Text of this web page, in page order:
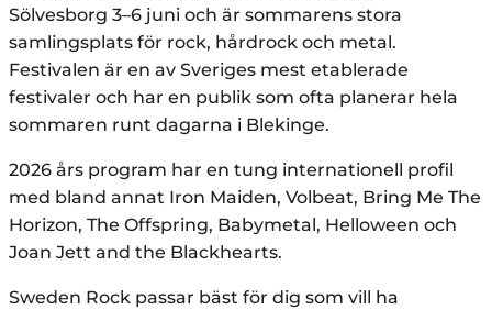
Sölvesborg 3–6 juni och är sommarens stora
samlingsplats för rock, hårdrock och metal.
Festivalen är en av Sveriges mest etablerade
festivaler och har en publik som ofta planerar hela
sommaren runt dagarna i Blekinge.
2026 års program har en tung internationell profil
med bland annat Iron Maiden, Volbeat, Bring Me The
Horizon, The Offspring, Babymetal, Helloween och
Joan Jett and the Blackhearts.
Sweden Rock passar bäst för dig som vill ha